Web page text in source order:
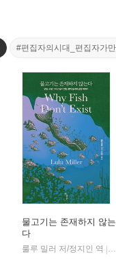
#편집자의시대_편집자가
물고기는 존재하지 않는
다
룰루 밀러 저/정지인 역 |